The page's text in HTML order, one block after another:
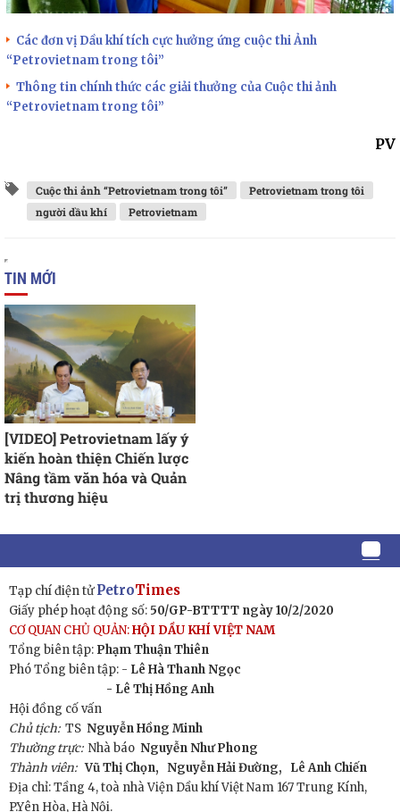
Các đơn vị Dầu khí tích cực hưởng ứng cuộc thi Ảnh
“Petrovietnam trong tôi”
Thông tin chính thức các giải thưởng của Cuộc thi ảnh
“Petrovietnam trong tôi”
PV
Cuộc thi ảnh “Petrovietnam trong tôi”
Petrovietnam trong tôi
người dầu khí
Petrovietnam
TIN MỚI
[VIDEO] Petrovietnam lấy ý
kiến hoàn thiện Chiến lược
Nâng tầm văn hóa và Quản
trị thương hiệu
Tạp chí điện tửPetroTimes
Giấy phép hoạt động số: 50/GP-BTTTT ngày 10/2/2020
CƠ QUAN CHỦ QUẢN:HỘI DẦU KHÍ VIỆT NAM
Tổng biên tập: Phạm Thuận Thiên
Phó Tổng biên tập: - Lê Hà Thanh Ngọc
- Lê Thị Hồng Anh
Hội đồng cố vấn
Chủ tịch:TS Nguyễn Hồng Minh
Thường trực: Nhà báo Nguyễn Như Phong
Thành viên: Vũ Thị Chọn, Nguyễn Hải Đường,
Lê Anh Chiến
Địa chỉ: Tầng 4, toà nhà Viện Dầu khí Việt Nam 167 Trung Kính,
P.Yên Hòa, Hà Nội.